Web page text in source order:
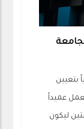
بتعيين
عميداً
ليكون